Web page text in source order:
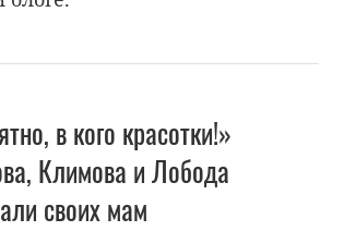
в кого красотки!»
Климова и Лобода
своих мам